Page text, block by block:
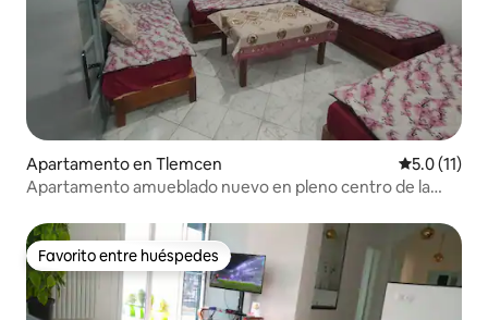
Apartamento en Tlemcen Calificación
5.0 (11)
Apartamento amueblado nuevo en pleno centro de la
Favorito entre huéspedes
Favorito entre huéspedes